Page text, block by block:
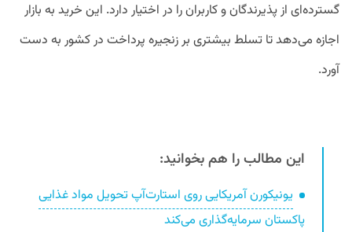
گسترده‌ای از پذیرندگان و کاربران را در اختیار دارد. این خرید به بازار
اجازه می‌دهد تا تسلط بیشتری بر زنجیره پرداخت در کشور به دست
آورد.
این مطالب را هم بخوانید:
یونیکورن آمریکایی روی استارت‌آپ تحویل مواد غذایی
پاکستان سرمایه‌گذاری می‌کند